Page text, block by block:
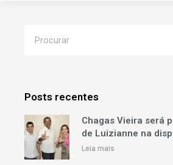
Posts recentes
Chagas Vieira será
de Luizianne na
Leia mais